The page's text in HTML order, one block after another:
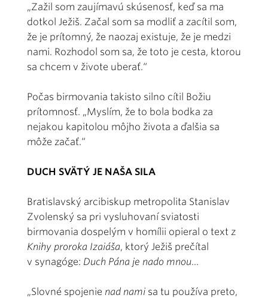
„Zažil som zaujímavú skúsenosť, keď sa ma
dotkol Ježiš. Začal som sa modliť a zacítil som,
že je prítomný, že naozaj existuje, že je medzi
nami. Rozhodol som sa, že toto je cesta, ktorou
sa chcem v živote uberať.“
Počas birmovania takisto silno cítil Božiu
prítomnosť. „Myslím, že to bola bodka za
nejakou kapitolou môjho života a ďalšia sa
môže začať.“
DUCH SVÄTÝ JE NAŠA SILA
Bratislavský arcibiskup metropolita Stanislav
Zvolenský sa pri vysluhovaní sviatosti
birmovania dospelým v homílii opieral o text z
Knihy proroka Izaiáša, ktorý Ježiš prečítal
v synagóge: Duch Pána je nado mnou...
„Slovné spojenie nad nami sa tu používa preto,